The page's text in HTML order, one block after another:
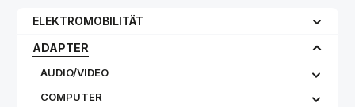
ELEKTROMOBILITÄT
ADAPTER
AUDIO/VIDEO
COMPUTER